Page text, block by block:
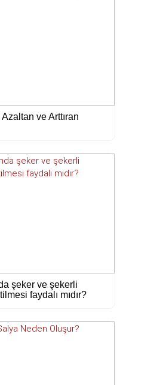
ve Arttıran
şeker ve şekerli
faydalı mıdır?